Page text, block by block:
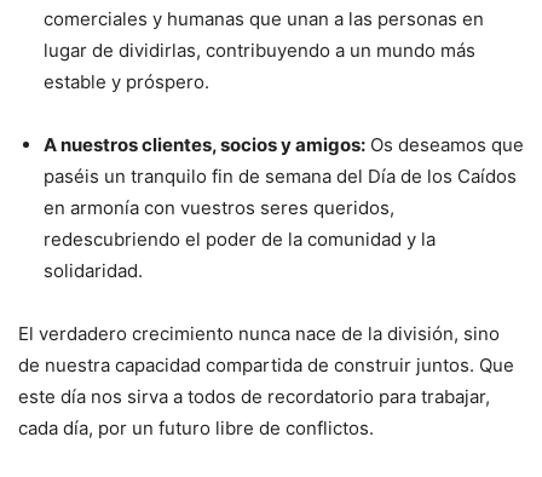
comerciales y humanas que unan a las personas en
lugar de dividirlas, contribuyendo a un mundo más
estable y próspero.
A nuestros clientes, socios y amigos: Os deseamos que
paséis un tranquilo fin de semana del Día de los Caídos
en armonía con vuestros seres queridos,
redescubriendo el poder de la comunidad y la
solidaridad.
El verdadero crecimiento nunca nace de la división, sino
de nuestra capacidad compartida de construir juntos. Que
este día nos sirva a todos de recordatorio para trabajar,
cada día, por un futuro libre de conflictos.